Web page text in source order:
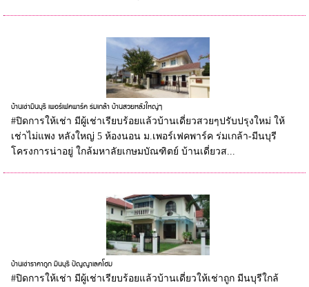
บ้านเช่ามีนบุรี เพอร์เฟคพาร์ค ร่มเกล้า บ้านสวยหลังใหญ่ๆ
#ปิดการให้เช่า มีผู้เช่าเรียบร้อยแล้วบ้านเดี่ยวสวยๆปรับปรุงใหม่ ให้
เช่าไม่แพง หลังใหญ่ 5 ห้องนอน ม.เพอร์เฟคพาร์ค ร่มเกล้า-มีนบุรี
โครงการน่าอยู่ ใกล้มหาลัยเกษมบัณฑิตย์ บ้านเดี่ยวส...
บ้านเช่าราคาถูก มีนบุรี ปัญญาเลคโฮม
#ปิดการให้เช่า มีผู้เช่าเรียบร้อยแล้วบ้านเดี่ยวให้เช่าถูก มีนบุรีใกล้